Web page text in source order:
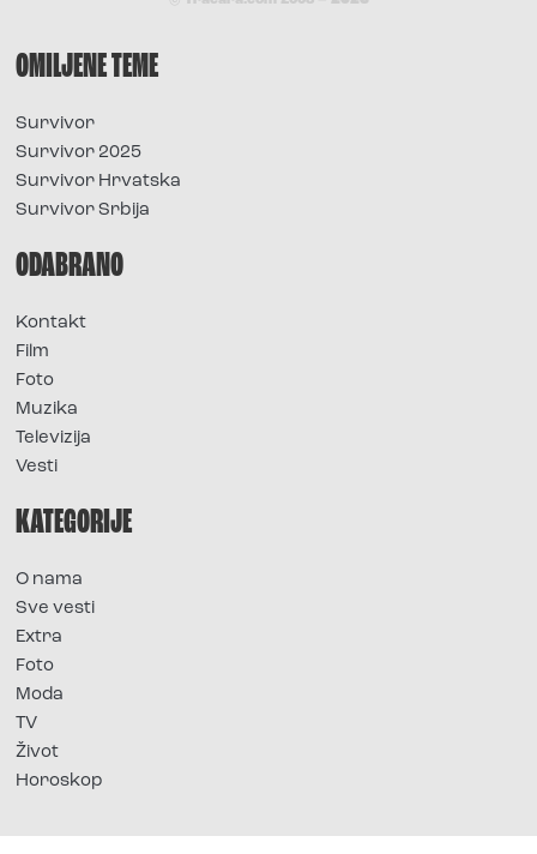
OMILJENE TEME
Survivor
Survivor 2025
Survivor Hrvatska
Survivor Srbija
ODABRANO
Kontakt
Film
Foto
Muzika
Televizija
Vesti
KATEGORIJE
O nama
Sve vesti
Extra
Foto
Moda
TV
Život
Horoskop